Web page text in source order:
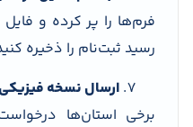
فرم‌ها را پر کرده و فایل
رسید ثبت‌نام را ذخیره
ارسال نسخه
برخی استان‌ها